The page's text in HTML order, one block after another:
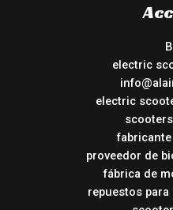
electric
electric
proveedor de
fábrica de
repuestos